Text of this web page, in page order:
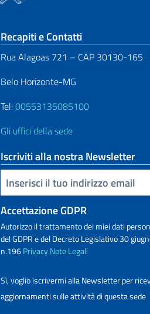
Sezione footer
Recapiti e Contatti
Rua Alagoas 721 – CAP 30130-165
Belo Horizonte-MG
Tel:00553135085100
Gli uffici della sede
Iscriviti alla nostra Newsletter
Inserisci la tua email
Accettazione GDPR
Autorizzo il trattamento dei miei dati
del GDPR e del Decreto Legislativo 30
n.196PrivacyNote Legali
Sì, voglio iscrivermi alla Newsletter per
aggiornamenti sulle attività di questa sede